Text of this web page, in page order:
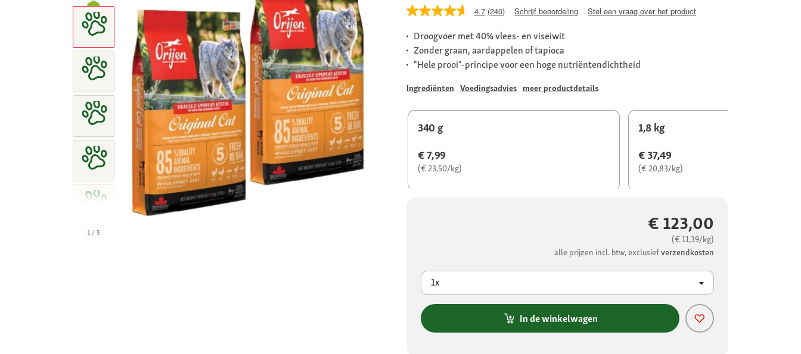
1 / 5
4.7 (240) Schrijf beoordeling Stel een vraag over het product
Droogvoer met 40% vlees- en viseiwit
Zonder graan, aardappelen of tapioca
"Hele prooi"-principe voor een hoge nutriëntendichtheid
Ingrediënten Voedingsadvies meer productdetails
340 g
€ 7,99
(€ 23,50/kg)
1,8 kg
€ 37,49
(€ 20,83/kg)
€ 123,00
(€ 11,39/kg)
alle prijzen incl. btw, exclusiefverzendkosten
1x
In de winkelwagen